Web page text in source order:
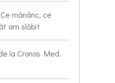
mănânc, ce
am slăbit
la Cronos Med.